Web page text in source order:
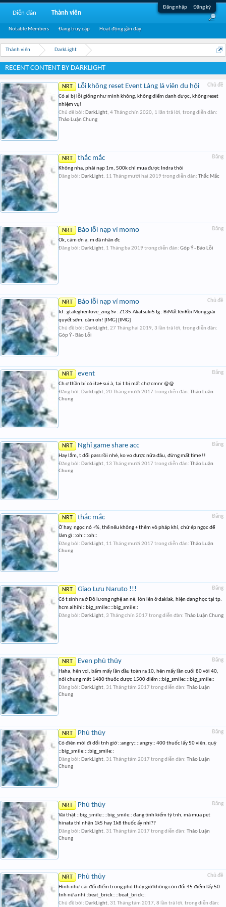
Đăng nhập Đăng ký
Thành viên DarkLight
RECENT CONTENT BY DARKLIGHT
Chủ đề
NRT Lỗi không reset Event Làng lá viên du hội
Có ai bị lỗi giống như mình không, không điểm danh được, không reset
nhiệm vụ!
Chủ đề bởi: DarkLight, 4 Tháng chín 2020, 1 lần trả lời, trong diễn đàn:
Thảo Luận Chung
Đăng
NRT thắc mắc
Không nha, phải nạp 1m, 500k chỉ mua được Indra thôi
Đăng bởi: DarkLight, 11 Tháng mười hai 2019 trong diễn đàn: Thắc Mắc
Đăng
NRT Báo lỗi nạp ví momo
Ok, cám ơn ạ, m đã nhân đc
Đăng bởi: DarkLight, 1 Tháng ba 2019 trong diễn đàn: Góp Ý - Báo Lỗi
Chủ đề
NRT Báo lỗi nạp ví momo
Id : gtaleghenlove_zing Sv : Z135.Akatsuki5 Ig : BịMấtTênRồi Mong giải
quyết sớm, cám ơn! [IMG] [IMG]
Chủ đề bởi: DarkLight, 27 Tháng hai 2019, 3 lần trả lời, trong diễn đàn:
Góp Ý - Báo Lỗi
Đăng
NRT event
Ch ợ thần bí có ita+ sui à, tại t bị mất chợ cmnr @@
Đăng bởi: DarkLight, 20 Tháng mười 2017 trong diễn đàn: Thảo Luận
Chung
Đăng
NRT Nghỉ game share acc
Hay lắm, t đổi pass rồi nhé, ko vo được nữa đâu, đừng mất time !!
Đăng bởi: DarkLight, 13 Tháng mười 2017 trong diễn đàn: Thảo Luận
Chung
Đăng
NRT thắc mắc
Ờ hay, ngọc nó +%, thế nếu không + thêm vô pháp khí, chứ ép ngọc để
làm gì ::oh::::oh::
Đăng bởi: DarkLight, 11 Tháng mười 2017 trong diễn đàn: Thảo Luận
Chung
Đăng
NRT Giao Lưu Naruto !!!
Có t sinh ra ở Đô lương nghệ an nè, lớn lên ở daklak, hiện đang học tại tp.
hcm aihihi::big_smile::::big_smile::
Đăng bởi: DarkLight, 3 Tháng chín 2017 trong diễn đàn: Thảo Luận Chung
Đăng
NRT Even phù thủy
Haha, hên vcl, bấm mấy lần đầu toàn ra 10, hên mấy lần cuối 80 với 40,
nói chung mất 1480 thuốc được 1500 điểm ::big_smile::::big_smile::
Đăng bởi: DarkLight, 31 Tháng tám 2017 trong diễn đàn: Thảo Luận
Chung
Đăng
NRT Phù thủy
Có điên mới đi đổi tnh giờ ::angry::::angry:: 400 thuốc lấy 50 viên, quỳ
::big_smile::::big_smile::
Đăng bởi: DarkLight, 31 Tháng tám 2017 trong diễn đàn: Thảo Luận
Chung
Đăng
NRT Phù thủy
Vãi thật ::big_smile::::big_smile:: đang tính kiếm tý tnh, mà mua pet
hinata thì nhận 1k5 hay 1k8 thuốc ấy nhỉ??
Đăng bởi: DarkLight, 31 Tháng tám 2017 trong diễn đàn: Thảo Luận
Chung
Chủ đề
NRT Phù thủy
Hình như cái đổi điểm trong phù thủy giờ không còn đổi 45 điểm lấy 50
tnh nữa nhỉ::beat_brick::::beat_brick::
Chủ đề bởi: DarkLight, 31 Tháng tám 2017, 8 lần trả lời, trong diễn đàn:
Diễn đàn Thành viên
Notable Members Đang truy cập Hoạt động gần đây